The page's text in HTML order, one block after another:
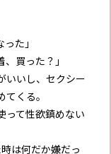
た」
買った？」
いいし、セクシー
くる。
って性欲鎮めない
は何だか嫌だっ